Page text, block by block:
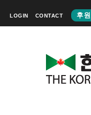
LOGIN CONTACT 후원